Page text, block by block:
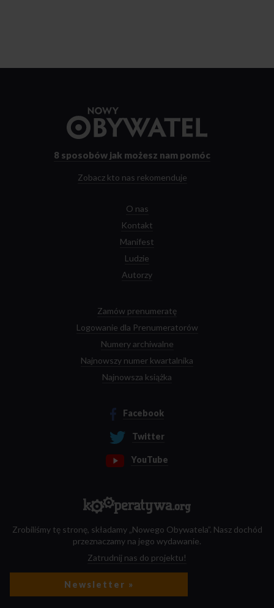
strony
8 sposobów jak możesz nam pomóc
Zobacz kto nas rekomenduje
O nas
Kontakt
Manifest
Ludzie
Autorzy
Zamów prenumeratę
Logowanie dla Prenumeratorów
Numery archiwalne
Najnowszy numer kwartalnika
Najnowsza książka
Facebook
Twitter
YouTube
Zrobiliśmy tę stronę, składamy „Nowego Obywatela”. Nasz dochód
przeznaczamy na jego wydawanie.
Zatrudnij nas do projektu!
Newsletter »